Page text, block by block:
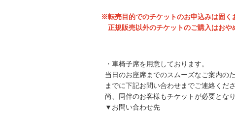
※転売目的でのチケットのお申込みは固く
正規販売以外のチケットのご購入はおや
・車椅子席を用意しております。
当日のお座席までのスムーズなご案内のた
までに下記お問い合わせまでご連絡くだ
尚、同伴のお客様もチケットが必要とな
▼お問い合わせ先